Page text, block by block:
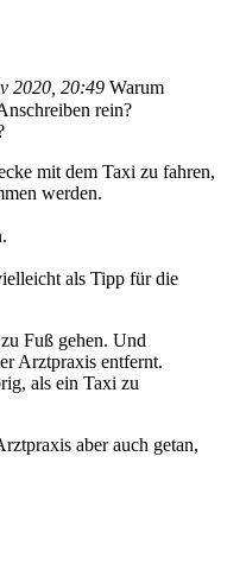
2020, 20:49 Warum
rein?
mit dem Taxi zu fahren,
werden.
als Tipp für die
Fuß gehen. Und
Arztpraxis entfernt.
als ein Taxi zu
aber auch getan,